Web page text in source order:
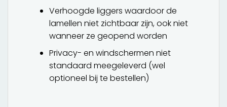
Verhoogde liggers waardoor de
lamellen niet zichtbaar zijn, ook niet
wanneer ze geopend worden
Privacy- en windschermen niet
standaard meegeleverd (wel
optioneel bij te bestellen)